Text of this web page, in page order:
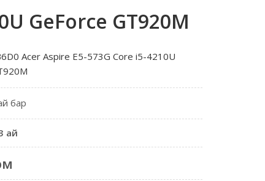
GeForce GT920M
Acer Aspire E5-573G Core i5-4210U
бар
ай